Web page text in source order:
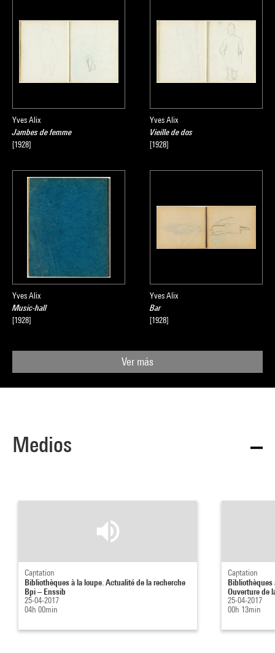
Yves Alix
Jambes de femme
[1928]
Yves Alix
Vieille de dos
[1928]
Yves Alix
Music-hall
[1928]
Yves Alix
Bar
[1928]
Ver más
Medios
Captation
Bibliothèques à la loupe. Actualité de la recherche
Bpi – Enssib
25-04-2017
04h 00min
Captation
Bibliothèques
Ouverture de
25-04-2017
00h 13min